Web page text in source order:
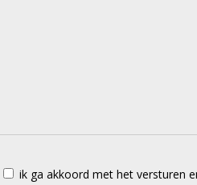
ik ga akkoord met het versturen